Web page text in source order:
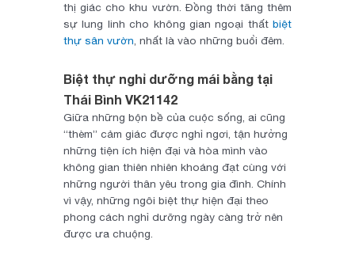
thị giác cho khu vườn. Đồng thời tăng thêm
sự lung linh cho không gian ngoại thất biệt
thự sân vườn, nhất là vào những buổi đêm.
Biệt thự nghỉ dưỡng mái bằng tại
Thái Bình VK21142
Giữa những bộn bề của cuộc sống, ai cũng
“thèm” cảm giác được nghỉ ngơi, tận hưởng
những tiện ích hiện đại và hòa mình vào
không gian thiên nhiên khoáng đạt cùng với
những người thân yêu trong gia đình. Chính
vì vậy, những ngôi biệt thự hiện đại theo
phong cách nghỉ dưỡng ngày càng trở nên
được ưa chuộng.